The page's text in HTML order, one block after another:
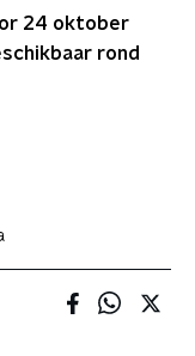
24 oktober
rond